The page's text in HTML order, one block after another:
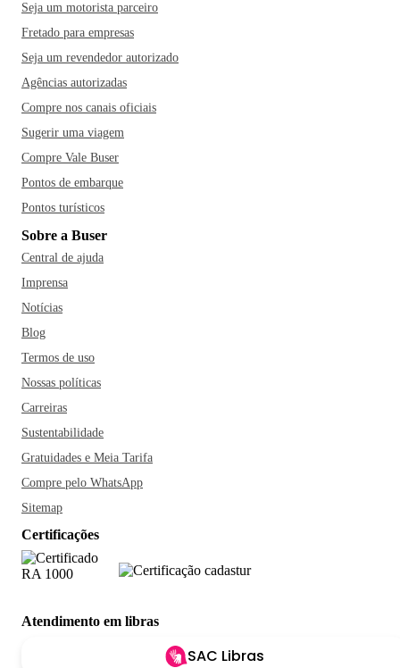
Seja um motorista parceiro
Fretado para empresas
Seja um revendedor autorizado
Agências autorizadas
Compre nos canais oficiais
Sugerir uma viagem
Compre Vale Buser
Pontos de embarque
Pontos turísticos
Sobre a Buser
Central de ajuda
Imprensa
Notícias
Blog
Termos de uso
Nossas políticas
Carreiras
Sustentabilidade
Gratuidades e Meia Tarifa
Compre pelo WhatsApp
Sitemap
Certificações
Atendimento em libras
SAC Libras